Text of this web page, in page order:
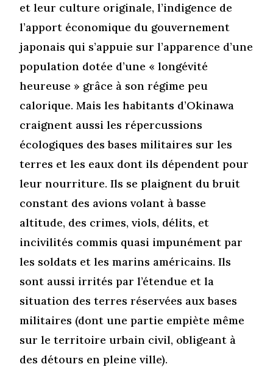
et leur culture originale, l’indigence de
l’apport économique du gouvernement
japonais qui s’appuie sur l’apparence d’une
population dotée d’une « longévité
heureuse » grâce à son régime peu
calorique. Mais les habitants d’Okinawa
craignent aussi les répercussions
écologiques des bases militaires sur les
terres et les eaux dont ils dépendent pour
leur nourriture. Ils se plaignent du bruit
constant des avions volant à basse
altitude, des crimes, viols, délits, et
incivilités commis quasi impunément par
les soldats et les marins américains. Ils
sont aussi irrités par l’étendue et la
situation des terres réservées aux bases
militaires (dont une partie empiète même
sur le territoire urbain civil, obligeant à
des détours en pleine ville).